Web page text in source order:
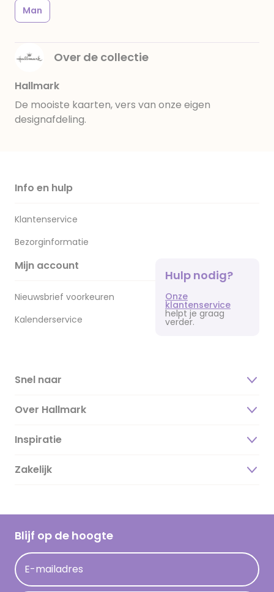
Man
Over de collectie
Hallmark
De mooiste kaarten, vers van onze eigen
designafdeling.
Info en hulp
Klantenservice
Bezorginformatie
Mijn account
Nieuwsbrief voorkeuren
Kalenderservice
Hulp nodig?
Onze
klantenservice
helpt je graag
verder.
Snel naar
Over Hallmark
Over ons
Duurzaamheid
Hallmark Kaartclub
Acties
Persberichten
Inspiratie
Magazine
Cadeau inspiratie
Kaartinspiratie
Zakelijk
Blijf op de hoogte
E-mailadres